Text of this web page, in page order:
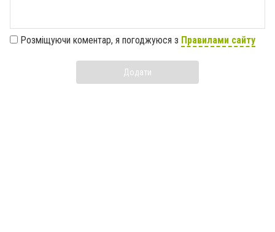
Розміщуючи коментар, я погоджуюся з Правилами сайту
Додати